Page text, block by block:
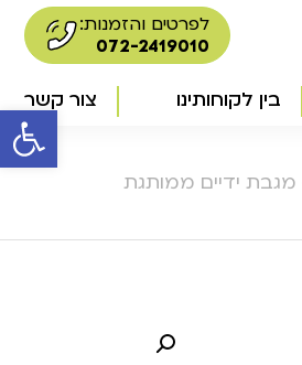
פתח
לפרטים והזמנות:
072-2419010
בין לקוחותינו צור קשר
מגבת ידיים ממותגת